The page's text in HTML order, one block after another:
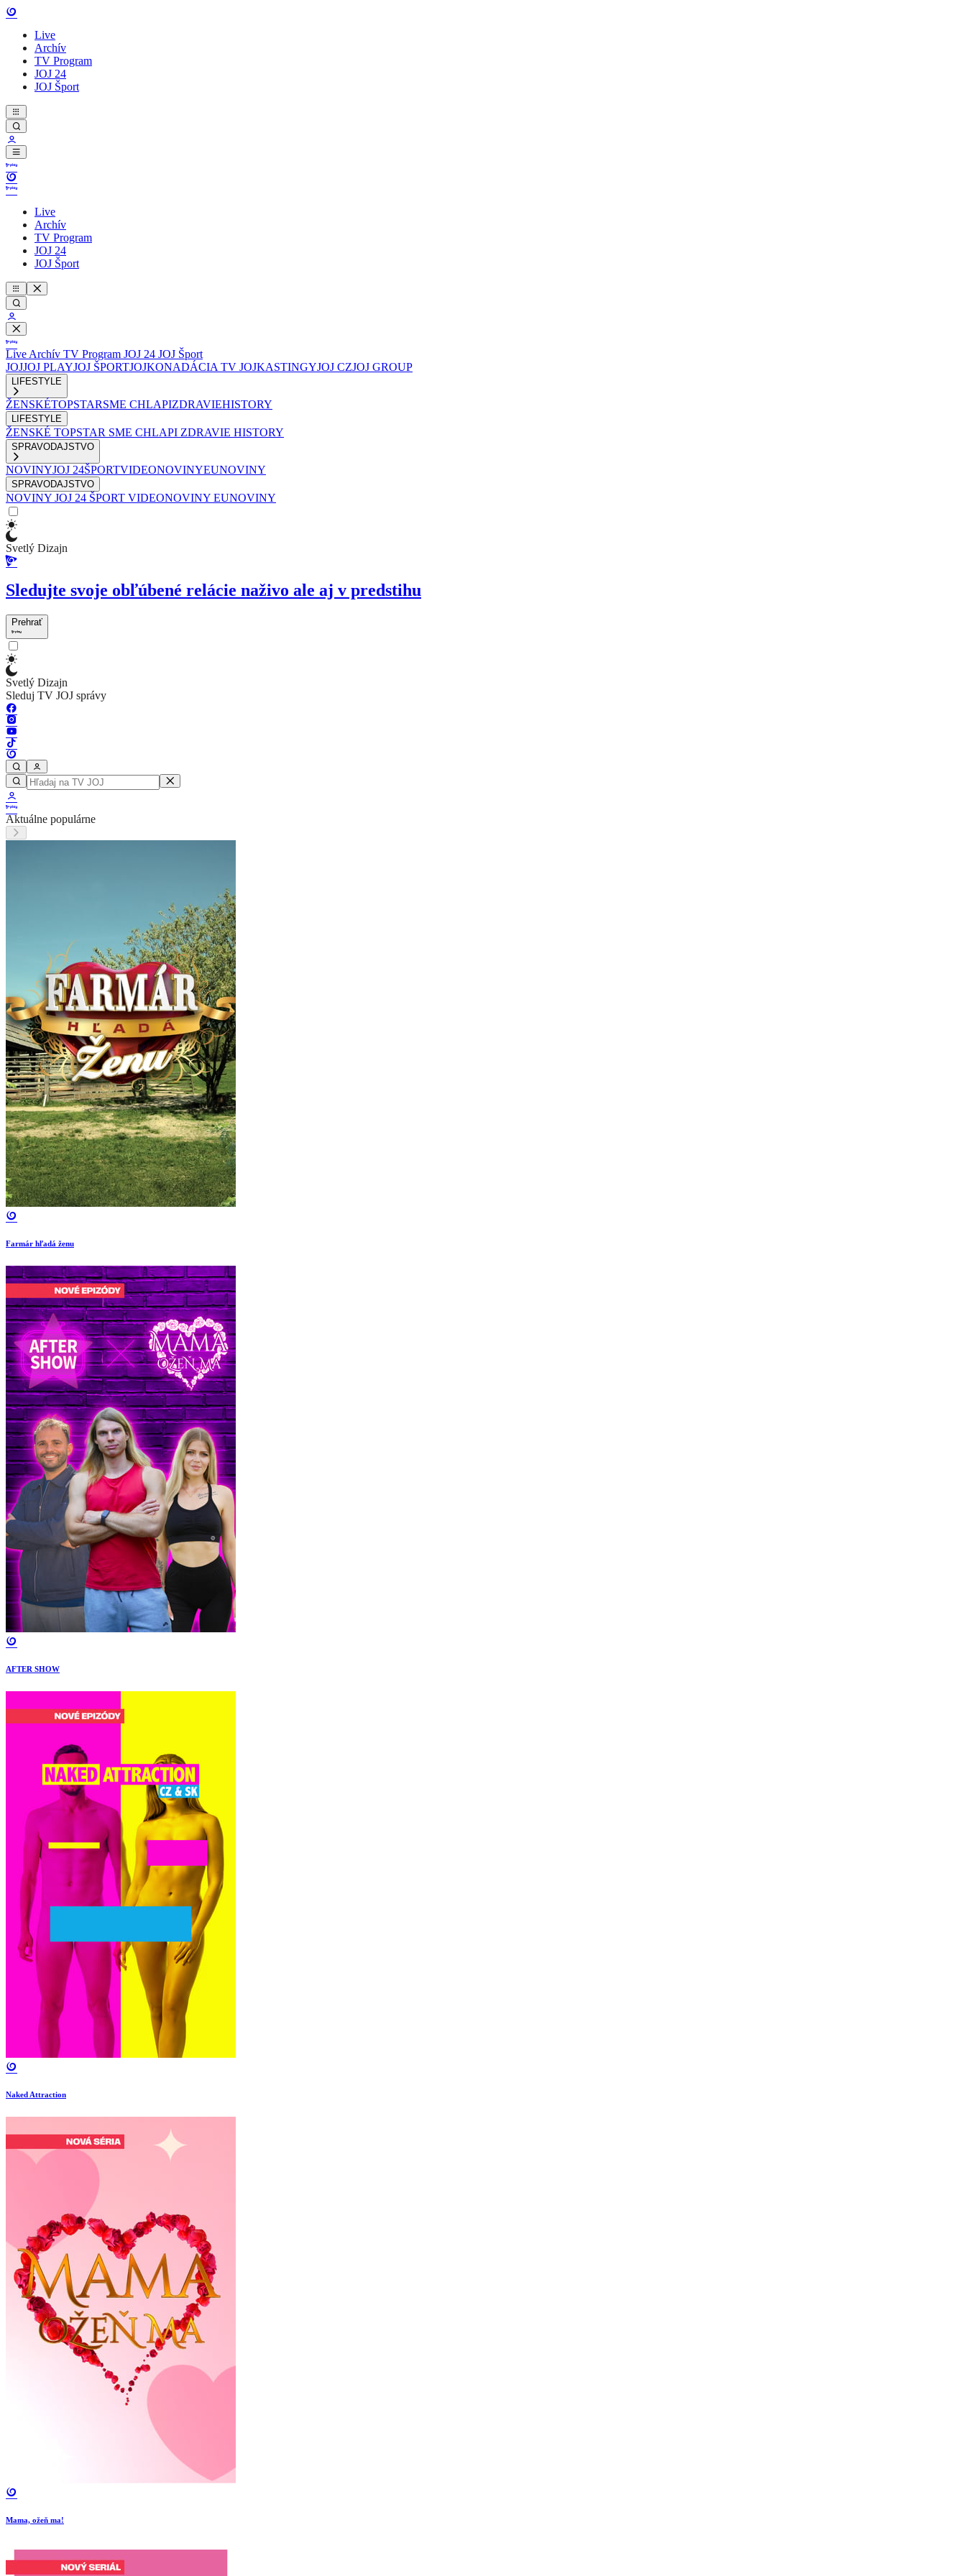
Live
Archív
TV Program
JOJ 24
JOJ Šport
Live
Archív
TV Program
JOJ 24
JOJ Šport
Live Archív TV Program JOJ 24 JOJ Šport
JOJJOJ PLAYJOJ ŠPORTJOJKONADÁCIA TV JOJKASTINGYJOJ CZJOJ GROUP
LIFESTYLE
ŽENSKÉTOPSTARSME CHLAPIZDRAVIEHISTORY
LIFESTYLE
ŽENSKÉ TOPSTAR SME CHLAPI ZDRAVIE HISTORY
SPRAVODAJSTVO
NOVINYJOJ 24ŠPORTVIDEONOVINYEUNOVINY
SPRAVODAJSTVO
NOVINY JOJ 24 ŠPORT VIDEONOVINY EUNOVINY
Svetlý Dizajn
Sledujte svoje obľúbené relácie naživo ale aj v predstihu
Prehrať
Svetlý Dizajn
Sleduj TV JOJ správy
Aktuálne populárne
Farmár hľadá ženu
AFTER SHOW
Naked Attraction
Mama, ožeň ma!